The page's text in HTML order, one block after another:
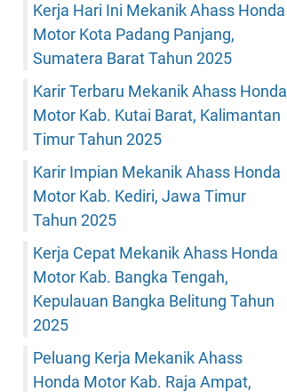
Kerja Hari Ini Mekanik Ahass Honda
Motor Kota Padang Panjang,
Sumatera Barat Tahun 2025
Karir Terbaru Mekanik Ahass Honda
Motor Kab. Kutai Barat, Kalimantan
Timur Tahun 2025
Karir Impian Mekanik Ahass Honda
Motor Kab. Kediri, Jawa Timur
Tahun 2025
Kerja Cepat Mekanik Ahass Honda
Motor Kab. Bangka Tengah,
Kepulauan Bangka Belitung Tahun
2025
Peluang Kerja Mekanik Ahass
Honda Motor Kab. Raja Ampat,